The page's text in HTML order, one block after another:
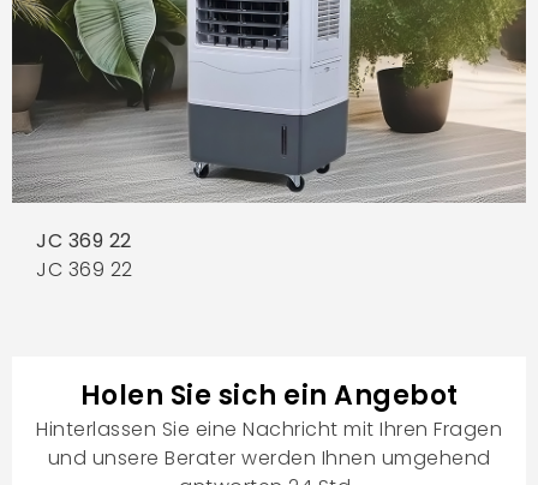
JC 369 22
JC 369 22
Holen Sie sich ein Angebot
Hinterlassen Sie eine Nachricht mit Ihren Fragen
und unsere Berater werden Ihnen umgehend